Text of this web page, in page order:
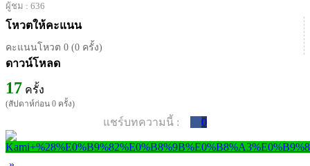
ผู้ชม : 636
โหวตให้คะแนน
คะแนนโหวต 0 (0 ครั้ง)
ดาวน์โหลด
17 ครั้ง
(สัปดาห์ก่อน 0 ครั้ง)
แชร์บทความนี้ : 0